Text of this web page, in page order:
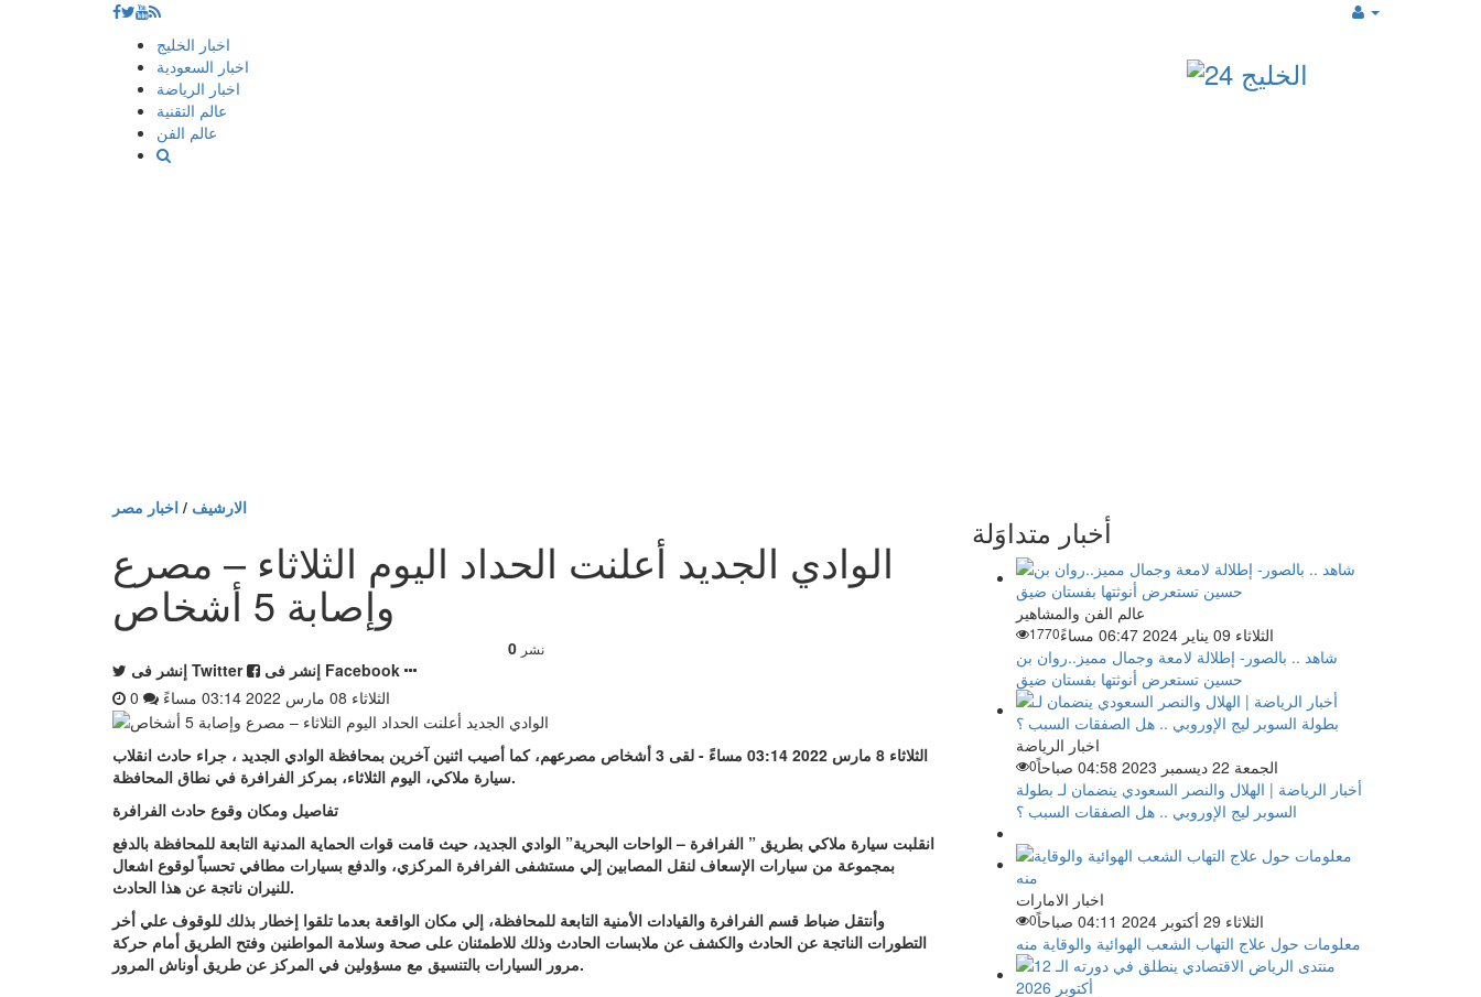
إذهب
المحتوى
اخبار الخليج
اخبار السعودية
اخبار الرياضة
عالم التقنية
عالم الفن
الارشيف / اخبار مصر
الوادي الجديد أعلنت الحداد اليوم الثلاثاء – مصرع
وإصابة 5 أشخاص
0 نشر
إنشر فى Twitter
إنشر فى Facebook
الثلاثاء 08 مارس 2022 03:14 مساءً
الثلاثاء 8 مارس 2022 03:14 مساءً - لقى 3 أشخاص مصرعهم، كما أصيب اثنين آخرين بمحافظة الوادي الجديد ، جراء حادث انقلاب
سيارة ملاكي، اليوم الثلاثاء، بمركز الفرافرة في نطاق المحافظة.
تفاصيل ومكان وقوع حادث الفرافرة
انقلبت سيارة ملاكي بطريق ” الفرافرة – الواحات البحرية” الوادي الجديد، حيث قامت قوات الحماية المدنية التابعة للمحافظة بالدفع
بمجموعة من سيارات الإسعاف لنقل المصابين إلي مستشفى الفرافرة المركزي، والدفع بسيارات مطافي تحسباً لوقوع اشعال
للنيران ناتجة عن هذا الحادث.
وأنتقل ضباط قسم الفرافرة والقيادات الأمنية التابعة للمحافظة، إلي مكان الواقعة بعدما تلقوا إخطار بذلك للوقوف علي أخر
التطورات الناتجة عن الحادث والكشف عن ملابسات الحادث وذلك للاطمئنان على صحة وسلامة المواطنين وفتح الطريق أمام حركة
مرور السيارات بالتنسيق مع مسؤولين في المركز عن طريق أوناش المرور.
أخبار متداوَلة
عالم الفن والمشاهير
الثلاثاء 09 يناير 2024 06:47 مساءً
1770
شاهد .. بالصور- إطلالة لامعة وجمال مميز..روان بن
حسين تستعرض أنوثتها بفستان ضيق
اخبار الرياضة
الجمعة 22 ديسمبر 2023 04:58 صباحاً
0
أخبار الرياضة | الهلال والنصر السعودي ينضمان لـ بطولة
السوبر ليج الإوروبي .. هل الصفقات السبب ؟
اخبار الامارات
الثلاثاء 29 أكتوبر 2024 04:11 صباحاً
0
معلومات حول علاج التهاب الشعب الهوائية والوقاية منه